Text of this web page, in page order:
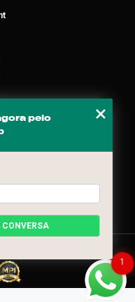
de 19/02/1998)
1
pelo
CONVERSA